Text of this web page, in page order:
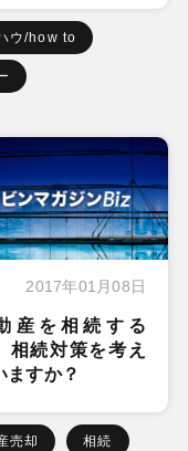
ウ/how to
2017年01月08日
産を相続する
相続対策を考え
ますか？
売却 相続